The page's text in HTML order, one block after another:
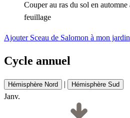
Couper au ras du sol en automne
feuillage
Ajouter Sceau de Salomon à mon jardin
Cycle annuel
Hémisphère Nord | Hémisphère Sud
Janv.